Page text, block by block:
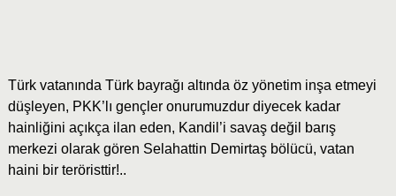
Türk vatanında Türk bayrağı altında öz yönetim inşa etmeyi
düşleyen, PKK’lı gençler onurumuzdur diyecek kadar
hainliğini açıkça ilan eden, Kandil’i savaş değil barış
merkezi olarak gören Selahattin Demirtaş bölücü, vatan
haini bir teröristtir!..